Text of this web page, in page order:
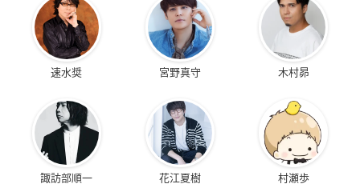
速水奨 宮野真守 木村昴
諏訪部順一 花江夏樹 村瀬歩